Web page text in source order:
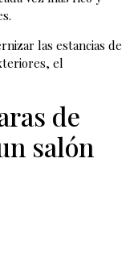
las estancias de
el
de
salón